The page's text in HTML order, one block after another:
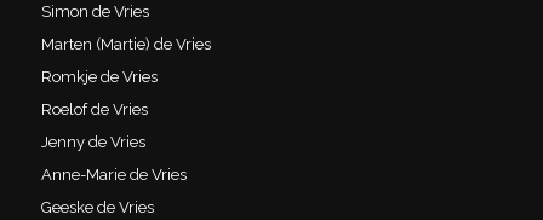
Simon de Vries
Marten (Martie) de Vries
Romkje de Vries
Roelof de Vries
Jenny de Vries
Anne-Marie de Vries
Geeske de Vries